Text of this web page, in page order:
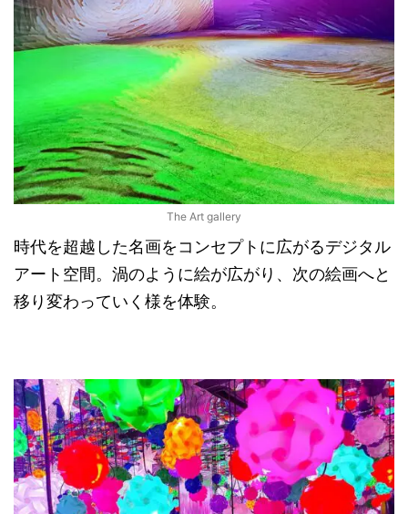
The Art gallery
時代を超越した名画をコンセプトに広がるデジタル
アート空間。渦のように絵が広がり、次の絵画へと
移り変わっていく様を体験。